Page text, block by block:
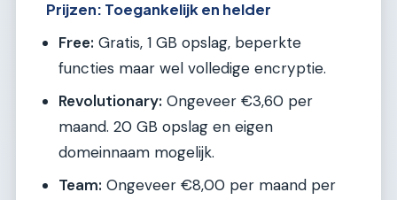
Prijzen: Toegankelijk en helder
Free: Gratis, 1 GB opslag, beperkte
functies maar wel volledige encryptie.
Revolutionary: Ongeveer €3,60 per
maand. 20 GB opslag en eigen
domeinnaam mogelijk.
Team: Ongeveer €8,00 per maand per